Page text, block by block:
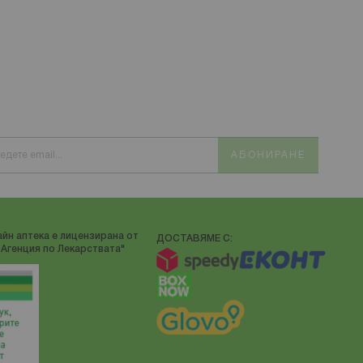
АБОНИРАНЕ
аптека е лицензирана от
по Лекарствата"
ДОСТАВЯМЕ С: